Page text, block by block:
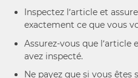
Inspectez l’article et
exactement ce que vous
Assurez-vous que l’article
avez inspecté.
Ne payez que si vous êtes